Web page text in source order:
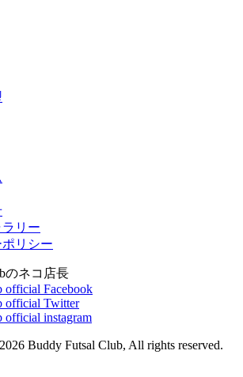
リー
リシー
Buddy Futsal Club, All rights reserved.